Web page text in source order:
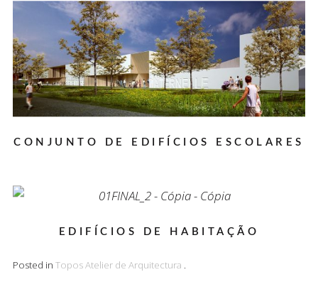
CONJUNTO DE EDIFÍCIOS ESCOLARES
EDIFÍCIOS DE HABITAÇÃO
Posted in Topos Atelier de Arquitectura .